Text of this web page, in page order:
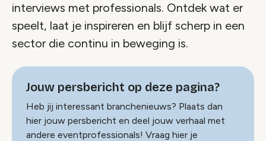
interviews met professionals. Ontdek wat er
speelt, laat je inspireren en blijf scherp in een
sector die continu in beweging is.
Jouw persbericht op deze pagina?
Heb jij interessant branchenieuws? Plaats dan
hier jouw persbericht en deel jouw verhaal met
andere eventprofessionals! Vraag hier je